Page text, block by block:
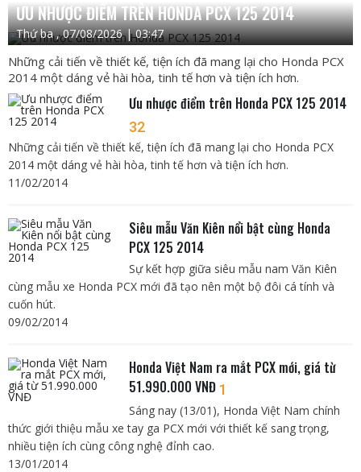
ƯU NHƯỢC ĐIỂM TRÊN HONDA PCX 125 2014
Thứ ba , 07/08/2026 | 03:47
Những cải tiến về thiết kế, tiện ích đã mang lại cho Honda PCX
2014 một dáng vẻ hài hòa, tinh tế hơn và tiện ích hơn.
Ưu nhược điểm trên Honda PCX 125 2014
32
Những cải tiến về thiết kế, tiện ích đã mang lại cho Honda PCX
2014 một dáng vẻ hài hòa, tinh tế hơn và tiện ích hơn.
11/02/2014
Siêu mẫu Văn Kiên nổi bật cùng Honda
PCX 125 2014
Sự kết hợp giữa siêu mẫu nam Văn Kiên
cùng mẫu xe Honda PCX mới đã tạo nên một bộ đôi cá tính và
cuốn hút.
09/02/2014
Honda Việt Nam ra mắt PCX mới, giá từ
51.990.000 VNĐ 1
Sáng nay (13/01), Honda Việt Nam chính
thức giới thiệu mẫu xe tay ga PCX mới với thiết kế sang trọng,
nhiều tiện ích cùng công nghệ đỉnh cao.
13/01/2014